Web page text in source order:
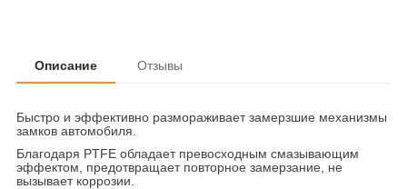
Описание Отзывы
Быстро и эффективно размораживает замерзшие механизмы
замков автомобиля.
Благодаря PTFE обладает превосходным смазывающим
эффектом, предотвращает повторное замерзание, не
вызывает коррозии.